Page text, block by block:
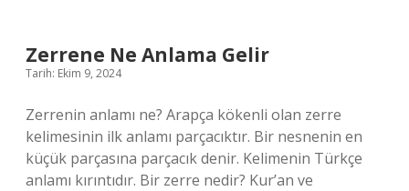
Zerrene Ne Anlama Gelir
Tarih: Ekim 9, 2024
Zerrenin anlamı ne? Arapça kökenli olan zerre
kelimesinin ilk anlamı parçacıktır. Bir nesnenin en
küçük parçasına parçacık denir. Kelimenin Türkçe
anlamı kırıntıdır. Bir zerre nedir? Kur’an ve